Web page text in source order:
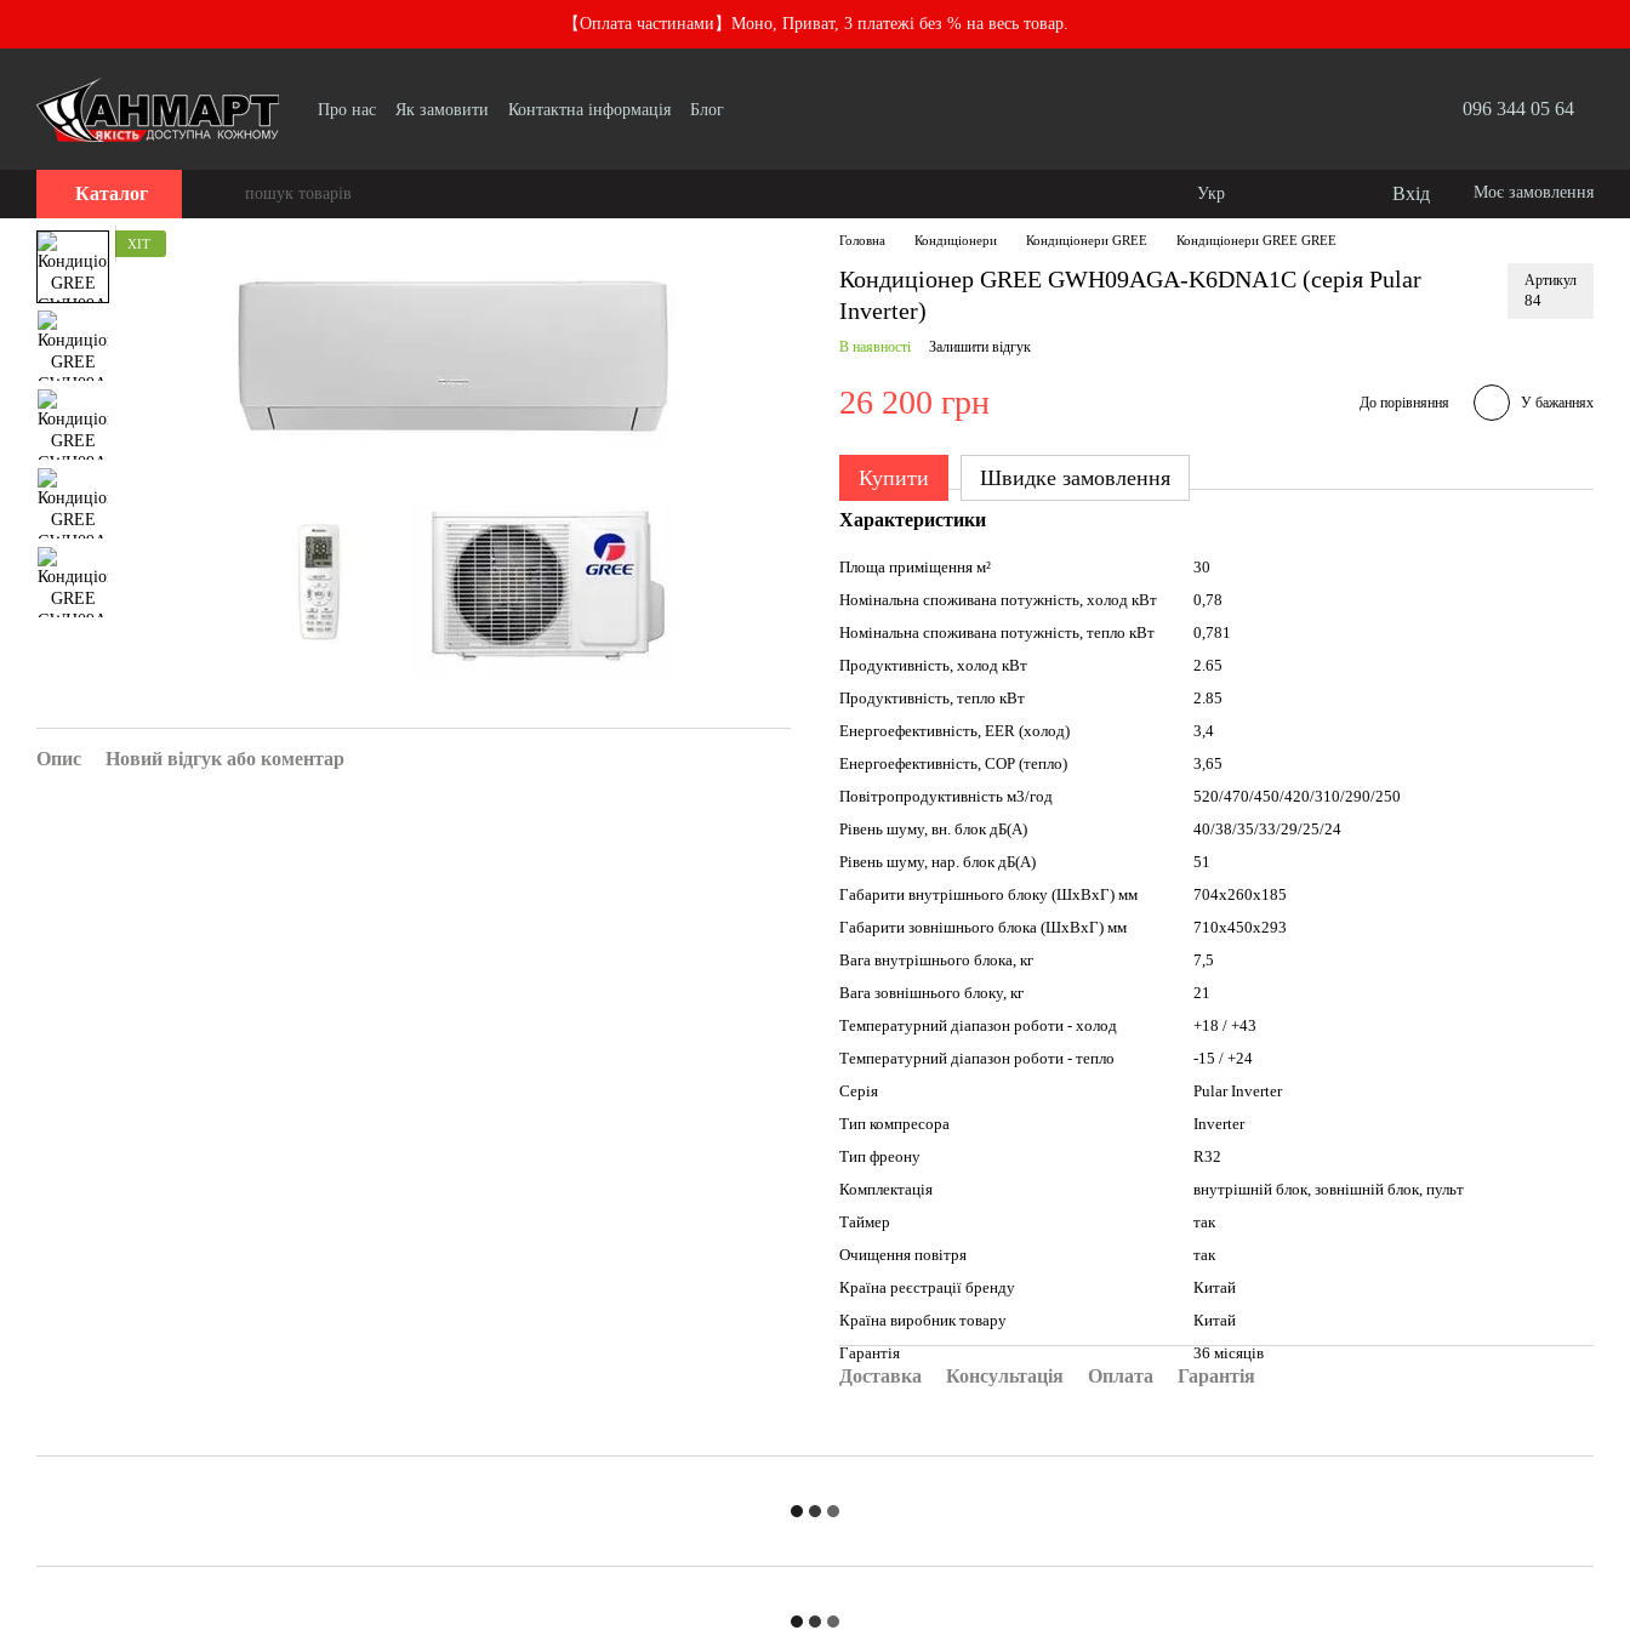
【Оплата частинами】Моно, Приват, 3 платежі без % на весь товар.
Про нас Як замовити Контактна інформація Блог 096 344 05 64
Каталог Укр Вхід Моє замовлення
ХІТ
Опис Новий відгук або коментар
Головна Кондиціонери Кондиціонери GREE Кондиціонери GREE GREE
Кондиціонер GREE GWH09AGA-K6DNA1C (серія Pular
Inverter)
Артикул
84
В наявності Залишити відгук
26 200 грн До порівняння У бажаннях
Купити Швидке замовлення
Характеристики
Площа приміщення м²
30
Номінальна споживана потужність, холод кВт
0,78
Номінальна споживана потужність, тепло кВт
0,781
Продуктивність, холод кВт
2.65
Продуктивність, тепло кВт
2.85
Енергоефективність, EER (холод)
3,4
Енергоефективність, COP (тепло)
3,65
Повітропродуктивність м3/год
520/470/450/420/310/290/250
Рівень шуму, вн. блок дБ(А)
40/38/35/33/29/25/24
Рівень шуму, нар. блок дБ(А)
51
Габарити внутрішнього блоку (ШхВхГ) мм
704х260х185
Габарити зовнішнього блока (ШхВхГ) мм
710х450х293
Вага внутрішнього блока, кг
7,5
Вага зовнішнього блоку, кг
21
Температурний діапазон роботи - холод
+18 / +43
Температурний діапазон роботи - тепло
-15 / +24
Серія
Pular Inverter
Тип компресора
Inverter
Тип фреону
R32
Комплектація
внутрішній блок, зовнішній блок, пульт
Таймер
так
Очищення повітря
так
Країна реєстрації бренду
Китай
Країна виробник товару
Китай
Гарантія
36 місяців
Доставка Консультація Оплата Гарантія